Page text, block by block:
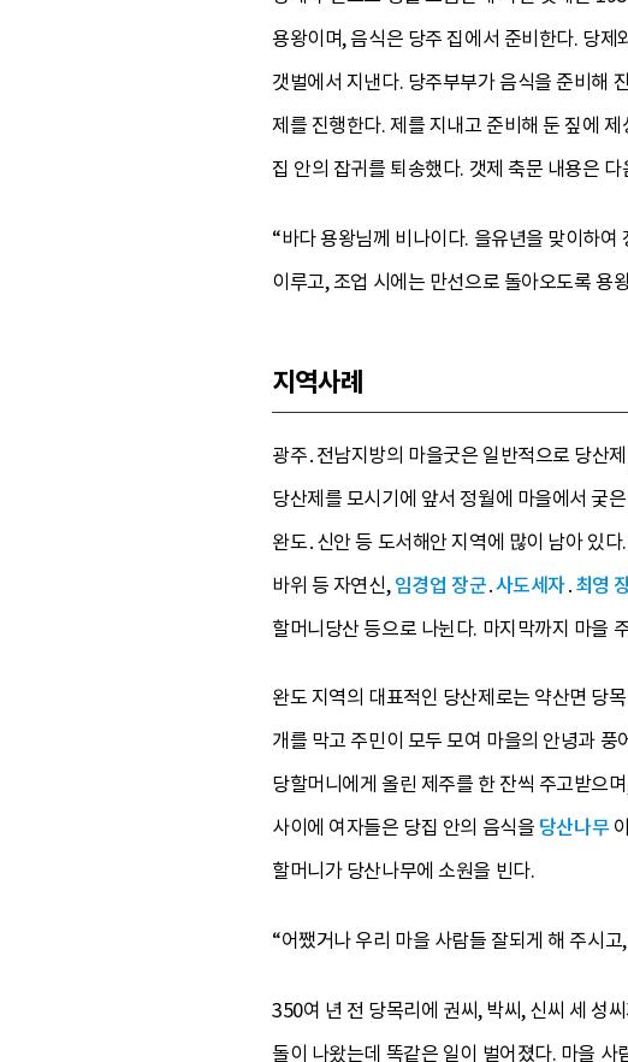
용왕이며, 음식은 당주 집에서 준비한다. 당
갯벌에서 지낸다. 당주부부가 음식을 준비해
제를 진행한다. 제를 지내고 준비해 둔 짚에
집 안의 잡귀를 퇴송했다. 갯제 축문 내용은 다
“바다 용왕님께 비나이다. 을유년을 맞이하
이루고, 조업 시에는 만선으로 돌아오도록 용
지역사례
광주․전남지방의 마을굿은 일반적으로 당산
당산제를 모시기에 앞서 정월에 마을에서 궂
완도․신안 등 도서해안 지역에 많이 남아 있
바위 등 자연신,임경업 장군․사도세자․최영
할머니당산 등으로 나뉜다. 마지막까지 마을
완도 지역의 대표적인 당산제로는 약산면 당
개를 막고 주민이 모두 모여 마을의 안녕과
당할머니에게 올린 제주를 한 잔씩 주고받으
사이에 여자들은 당집 안의 음식을 당산나무
할머니가 당산나무에 소원을 빈다.
“어쨌거나 우리 마을 사람들 잘되게 해 주시
350여 년 전 당목리에 권씨, 박씨, 신씨 세 성
돌이 나왔는데 똑같은 일이 벌어졌다. 마을